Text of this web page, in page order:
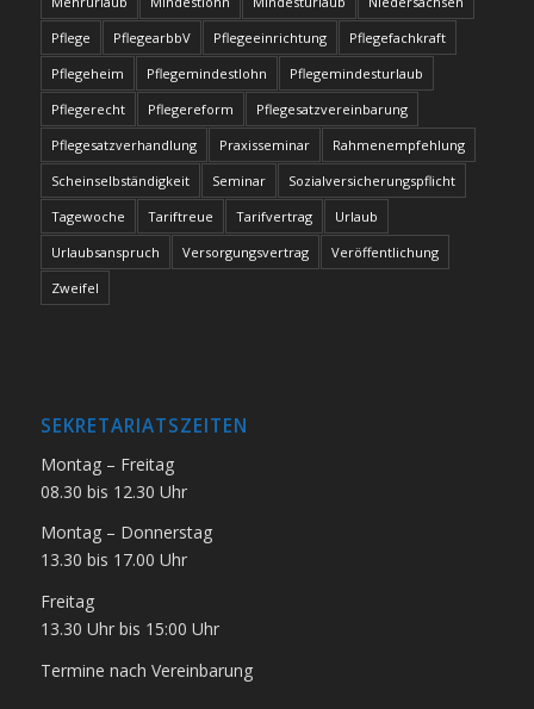
Pflege
PflegearbbV Pflegeeinrichtung
Pflegefachkraft
Pflegeheim
Pflegemindestlohn
Pflegemindesturlaub
Pflegerecht
Pflegereform
Pflegesatzvereinbarung
Pflegesatzverhandlung
Praxisseminar
Rahmenempfehlung
Scheinselbständigkeit
Seminar
Sozialversicherungspflicht
Tagewoche
Tariftreue Tarifvertrag
Urlaub
Urlaubsanspruch
Versorgungsvertrag
Veröffentlichung
Zweifel
SEKRETARIATSZEITEN
Montag – Freitag
08.30 bis 12.30 Uhr
Montag – Donnerstag
13.30 bis 17.00 Uhr
Freitag
13.30 Uhr bis 15:00 Uhr
Termine nach Vereinbarung